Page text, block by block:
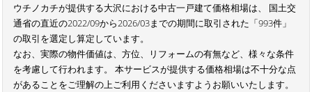
ウチノカチが提供する大沢における中古一戸建て価格相場は、 国土交
通省の直近の2022/09から2026/03までの期間に取引された「993件」
の取引を選定し算定しています。
なお、実際の物件価値は、方位、リフォームの有無など、様々な条件
を考慮して行われます。 本サービスが提供する価格相場は不十分な点
があることをご理解の上ご利用くださいますようお願いいたします。